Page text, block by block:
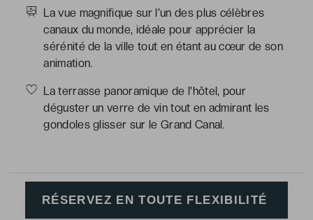
La vue magnifique sur l’un des plus célèbres
canaux du monde, idéale pour apprécier la
sérénité de la ville tout en étant au cœur de son
animation.
La terrasse panoramique de l'hôtel, pour
déguster un verre de vin tout en admirant les
gondoles glisser sur le Grand Canal.
RÉSERVEZ EN TOUTE FLEXIBILITÉ